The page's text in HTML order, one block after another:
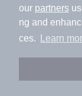
our partners
ng and
ces.
Learn
利用規
特定商取
運